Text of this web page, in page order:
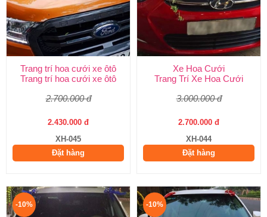
Trang trí hoa cưới xe ôtô
Trang trí hoa cưới xe ôtô
2.700.000 đ
2.430.000 đ
XH-045
Đặt hàng
Xe Hoa Cưới
Trang Trí Xe Hoa Cưới
3.000.000 đ
2.700.000 đ
XH-044
Đặt hàng
-10% -10%